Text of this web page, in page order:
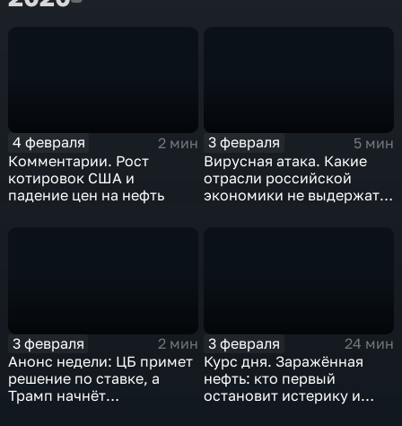
4 февраля
2 мин
Комментарии. Рост
котировок США и
падение цен на нефть
3 февраля
5 мин
Вирусная атака. Какие
отрасли российской
экономики не выдержат
3 февраля
2 мин
Анонс недели: ЦБ примет
решение по ставке, а
Трамп начнёт
3 февраля
24 мин
Курс дня. Заражённая
нефть: кто первый
остановит истерику и